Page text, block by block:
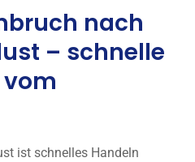
nach
– schnelle
ist schnelles Handeln